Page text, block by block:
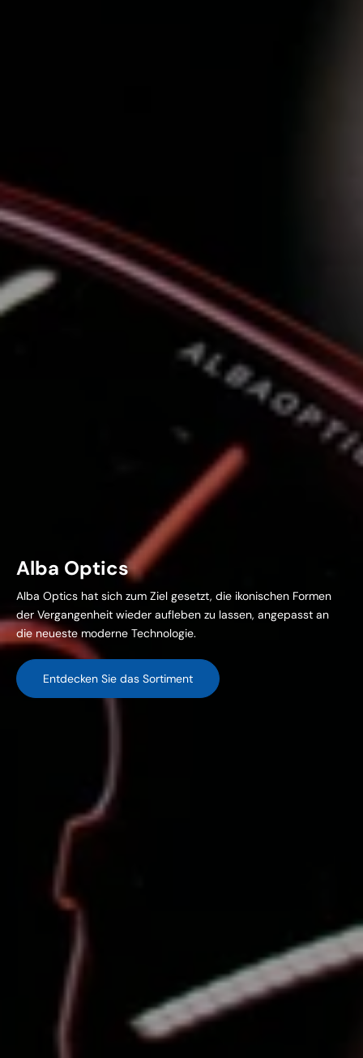
Alba Optics
Alba Optics hat sich zum Ziel gesetzt, die ikonischen Formen
der Vergangenheit wieder aufleben zu lassen, angepasst an
die neueste moderne Technologie.
Entdecken Sie das Sortiment